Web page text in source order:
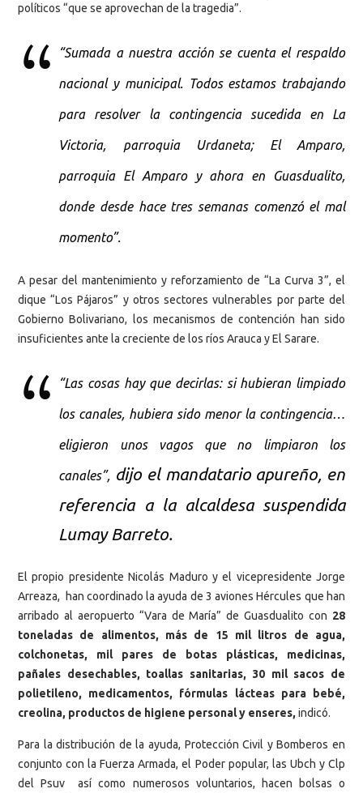
políticos “que se aprovechan de la tragedia”.
“Sumada a nuestra acción se cuenta el respaldo
nacional y municipal. Todos estamos trabajando
para resolver la contingencia sucedida en La
Victoria, parroquia Urdaneta; El Amparo,
parroquia El Amparo y ahora en Guasdualito,
donde desde hace tres semanas comenzó el mal
momento”.
A pesar del mantenimiento y reforzamiento de “La Curva 3”, el
dique “Los Pájaros” y otros sectores vulnerables por parte del
Gobierno Bolivariano, los mecanismos de contención han sido
insuficientes ante la creciente de los ríos Arauca y El Sarare.
“Las cosas hay que decirlas: si hubieran limpiado
los canales, hubiera sido menor la contingencia…
eligieron unos vagos que no limpiaron los
canales”, dijo el mandatario apureño, en
referencia a la alcaldesa suspendida
Lumay Barreto.
El propio presidente Nicolás Maduro y el vicepresidente Jorge
Arreaza, han coordinado la ayuda de 3 aviones Hércules que han
arribado al aeropuerto “Vara de María” de Guasdualito con 28
toneladas de alimentos, más de 15 mil litros de agua,
colchonetas, mil pares de botas plásticas, medicinas,
pañales desechables, toallas sanitarias, 30 mil sacos de
polietileno, medicamentos, fórmulas lácteas para bebé,
creolina, productos de higiene personal y enseres, indicó.
Para la distribución de la ayuda, Protección Civil y Bomberos en
conjunto con la Fuerza Armada, el Poder popular, las Ubch y Clp
del Psuv así como numerosos voluntarios, hacen bolsas o